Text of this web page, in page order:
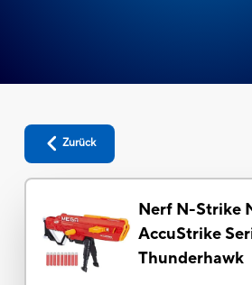
Zurück
Nerf N-Strike
AccuStrike
Thunderhawk